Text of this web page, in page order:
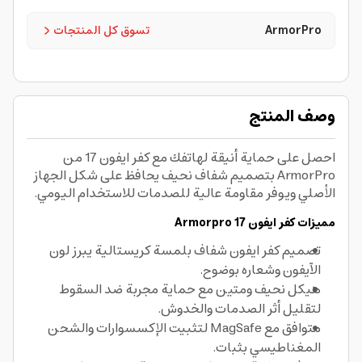
تسوق كل المنتجات ArmorPro
وصف المنتج
احصل على حماية أنيقة لهاتفك مع كفر ايفون 17 من
ArmorPro بتصميم شفاف نحيف يحافظ على شكل الجهاز
الأصلي ويوفر مقاومة عالية للصدمات للاستخدام اليومي.
مميزات كفر ايفون 17 Armorpro
تصميم كفر ايفون شفاف بلمسة كريستالية يبرز لون
الآيفون وشعاره بوضوح.
هيكل نحيف ومتين مع حماية مجربة ضد السقوط
لتقليل أثر الصدمات والخدوش.
متوافق مع MagSafe لتثبيت الإكسسوارات والشحن
المغناطيسي بثبات.